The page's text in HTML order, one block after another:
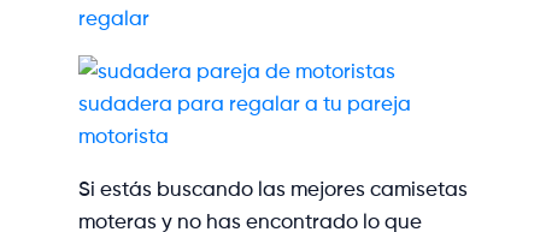
regalar
sudadera para regalar a tu pareja
motorista
Si estás buscando las mejores camisetas
moteras y no has encontrado lo que